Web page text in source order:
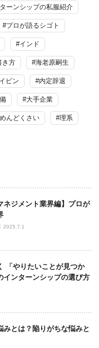
ーンシップの私服紹介
#プロが語るシゴト
#インド
き方 #海老原嗣生
ピン #内定辞退
#大手企業
んどくさい #理系
ネジメント業界編】プロが
2025.7.1
「やりたいことが見つか
インターンシップの選び方
みとは？陥りがちな悩みと